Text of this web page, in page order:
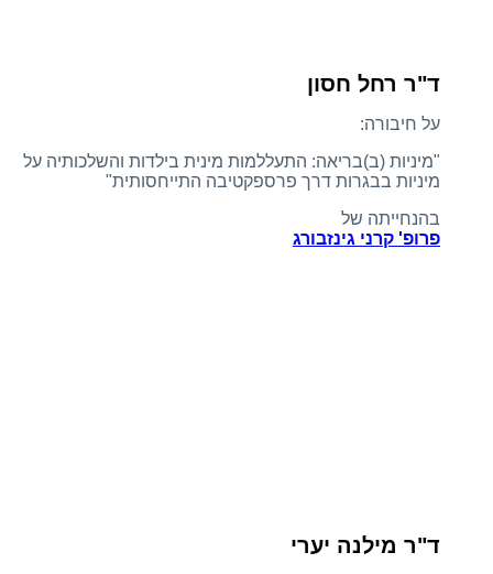
ד"ר רחל חסון
על חיבורה:
"מיניות (ב)בריאה: התעללמות מינית בילדות והשלכותיה על
מיניות בבגרות דרך פרספקטיבה התייחסותית"
בהנחייתה של
פרופ' קרני גינזבורג
ד"ר מילנה יערי